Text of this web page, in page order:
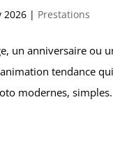
2026 | Prestations
un anniversaire ou
tendance
modernes,